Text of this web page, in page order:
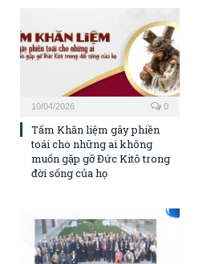
10/04/2026 0
Tấm Khăn liệm gây phiền
toái cho những ai không
muốn gặp gỡ Đức Kitô trong
đời sống của họ